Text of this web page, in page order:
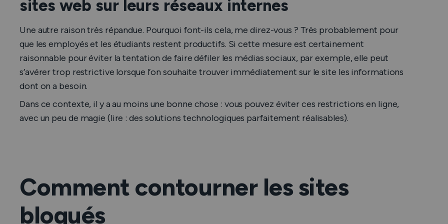
sites web sur leurs réseaux internes
Une autre raison très répandue. Pourquoi font-ils cela, me direz-vous ? Très probablement pour
que les employés et les étudiants restent productifs. Si cette mesure est certainement
raisonnable pour éviter la tentation de faire défiler les médias sociaux, par exemple, elle peut
s’avérer trop restrictive lorsque l’on souhaite trouver immédiatement sur le site les informations
dont on a besoin.
Dans ce contexte, il y a au moins une bonne chose : vous pouvez éviter ces restrictions en ligne,
avec un peu de magie (lire : des solutions technologiques parfaitement réalisables).
Comment contourner les sites
bloqués